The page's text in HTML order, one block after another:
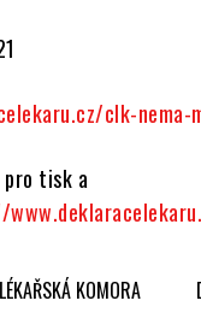
clk-nema-
pro tisk a
KOMORA